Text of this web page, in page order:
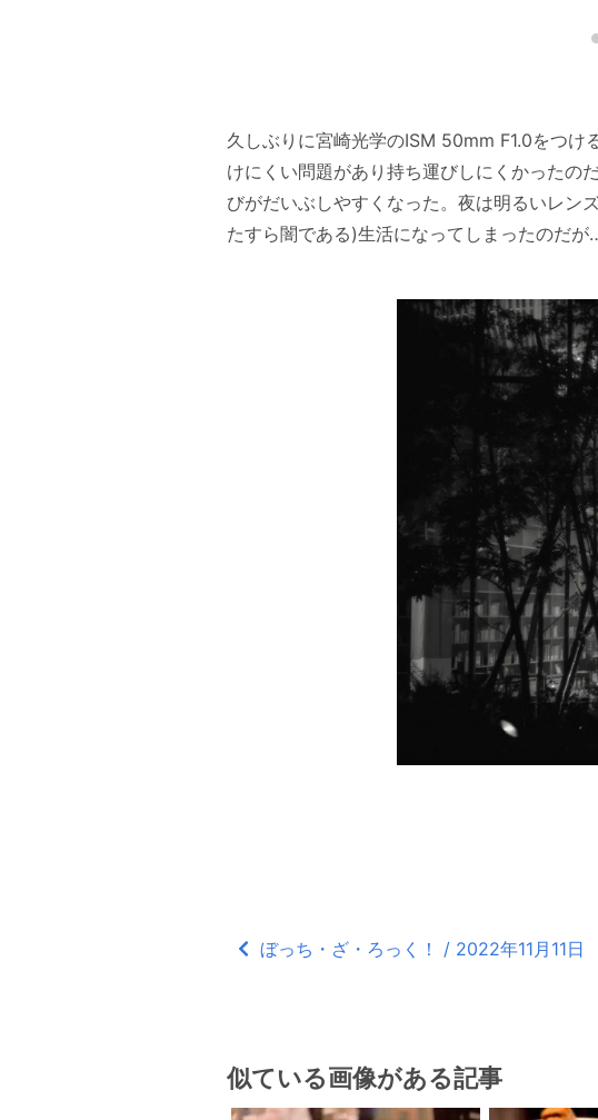
久しぶりに宮崎光学のISM 50mm F1.0をつけ
けにくい問題があり持ち運びしにくかったのだ
びがだいぶしやすくなった。夜は明るいレン
たすら闇である)生活になってしまったのだが…
ぼっち・ざ・ろっく！ / 2022年11月11日
似ている画像がある記事